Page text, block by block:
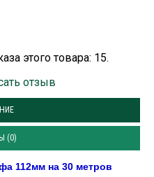
этого товара: 15.
отзыв
(0)
112мм на 30 метров